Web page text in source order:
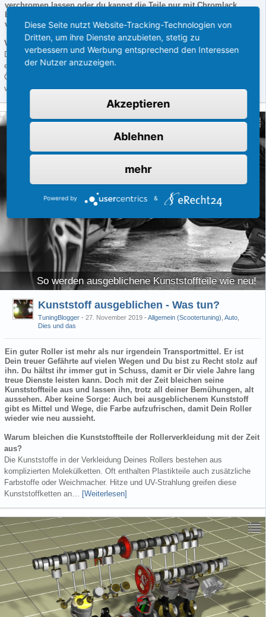
verchromen lassen oder du kannst die Teile nur mit Chromlack
behandeln. Wofür du dich letztlich entscheidest, hängt von
verschiedenen Faktoren ab.
Variante 1: Verchromen lassen
Die einfachste Variante um perfekt verchromte Teile zu erhalten, ist es
einen Profi mit dieser Arbeit zu betrauen. Ein Galvaniseur hat sowohl die
Örtlichkeiten, als auch das komplette Zubehör in seiner Werkstatt um die,
von dir in Auftrag gegebenen Arbeiten direkt…[Weiterlesen]
So werden ausgeblichene Kunststoffteile wie neu!
Kunststoff ausgeblichen - Was tun?
TuningBlogger 27. November 2019 - Allgemein (Scootertuning) Auto
Dies und das
Ein guter Roller ist mehr als nur irgendein Transportmittel. Er ist
Dein treuer Gefährte auf vielen Wegen und Du bist zu Recht stolz auf
ihn. Du hältst ihr immer gut in Schuss, damit er Dir viele Jahre lang
treue Dienste leisten kann. Doch mit der Zeit bleichen seine
Kunststoffteile aus und lassen ihn, trotz all deiner Bemühungen, alt
aussehen. Aber keine Sorge: Auch bei ausgeblichenem Kunststoff
gibt es Mittel und Wege, die Farbe aufzufrischen, damit Dein Roller
wieder wie neu aussieht.
Warum bleichen die Kunststoffteile der Rollerverkleidung mit der Zeit
aus?
Die Kunststoffe in der Verkleidung Deines Rollers bestehen aus
komplizierten Molekülketten. Oft enthalten Plastikteile auch zusätzliche
Farbstoffe oder Weichmacher. Hitze und UV-Strahlung greifen diese
Kunststoffketten an… [Weiterlesen]
Diese Seite nutzt Website-Tracking-Technologien von
Dritten, um ihre Dienste anzubieten, stetig zu
verbessern und Werbung entsprechend den Interessen
der Nutzer anzuzeigen.
Akzeptieren
Ablehnen
mehr
Powered by &